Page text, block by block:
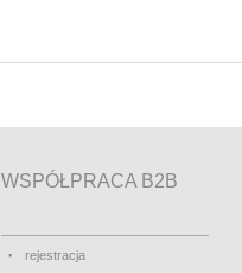
WSPÓŁPRACA B2B
rejestracja